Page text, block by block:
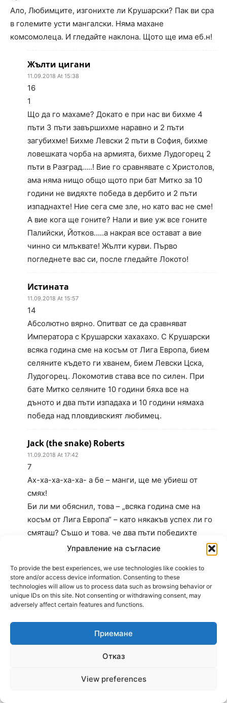
Управление на съгласие
To provide the best experiences, we use technologies like cookies to
store and/or access device information. Consenting to these
technologies will allow us to process data such as browsing behavior or
unique IDs on this site. Not consenting or withdrawing consent, may
adversely affect certain features and functions.
Приемане
Отказ
View preferences
Ало, Любимците, изгонихте ли Крушарски? Пак ви сра
в големите усти мангалски. Няма махане
комсомолеца. И гледайте наклона. Щото ще има еб.н!
Жълти цигани
11.09.2018 At 15:38
16
1
Що да го махаме? Докато е при нас ви бихме 4
пъти 3 пъти завършихме наравно и 2 пъти
загубихме! Бихме Левски 2 пъти в София, бихме
ловешката чорба на армията, бихме Лудогорец 2
пъти в Разград…..! Вие го сравнявате с Христолов,
ама няма нищо общо щото при бат Митко за 10
години не видяхте победа в дербито и 2 пъти
изпаднахте! Ние сега сме зле, но като вас не сме!
А вие кога ще гоните? Нали и вие уж все гоните
Палийски, Йотков…..а накрая все остават а вие
чинно си млъквате! Жълти курви. Първо
погледнете вас си, после гледайте Локото!
Истината
11.09.2018 At 15:57
14
Абсолютно вярно. Опитват се да сравняват
Императора с Крушарски хахахахо. С Крушарски
всяка година сме на косъм от Лига Европа, бием
селяните където ги хванем, бием Левски Цска,
Лудогорец. Локомотив става все по силен. При
бате Митко селяните 10 години бяха все на
дъното и два пъти изпадаха и 10 години нямаха
победа над пловдивският любимец.
Jack (the snake) Roberts
11.09.2018 At 17:42
7
Ах-ха-ха-ха-ха- а бе – манги, ще ме убиеш от
смях!
Би ли ми обяснил, това – „всяка година сме на
косъм от Лига Европа“ – като някакъв успех ли го
смяташ? Също и това, че два пъти победихте
„Ботев“ с невероятен късмет и ръгане и ритане
все едно черно-белите рендета не играят футбол,
а са на ММА турнир, сигурно също го смяташ за
невероятен успех?
Това само доказва, че сте едно посредствено
тимче, което е обречено да бъде вечно в сянката
на „Ботев“ а феновете са комлексирани жители на
ромските квартали!